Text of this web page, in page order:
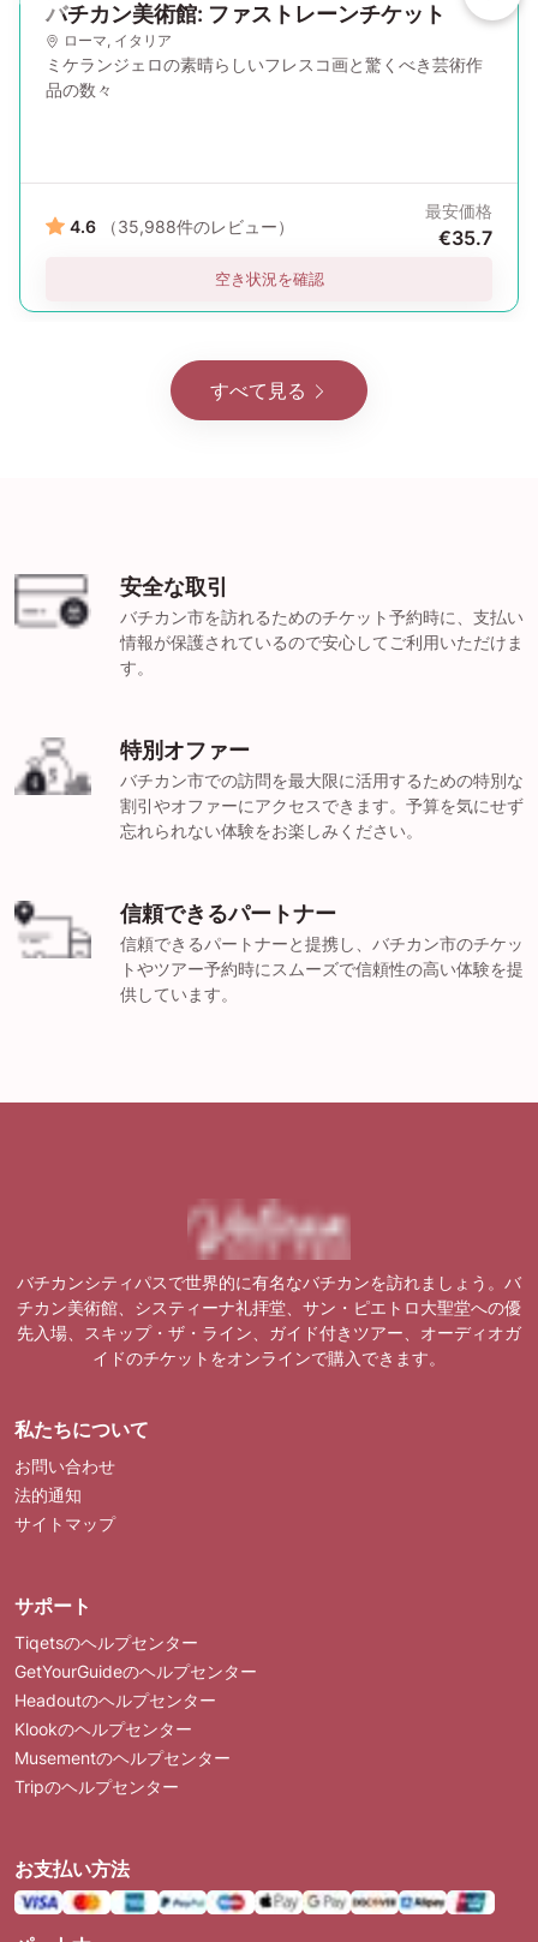
バチカン美術館: ファストレーンチケット
ローマ, イタリア
ミケランジェロの素晴らしいフレスコ画と驚くべき芸術作
品の数々
4.6 （35,988件のレビュー）
最安価格
€35.7
空き状況を確認
すべて見る
安全な取引
バチカン市を訪れるためのチケット予約時に、支払い
情報が保護されているので安心してご利用いただけま
す。
特別オファー
バチカン市での訪問を最大限に活用するための特別な
割引やオファーにアクセスできます。予算を気にせず
忘れられない体験をお楽しみください。
信頼できるパートナー
信頼できるパートナーと提携し、バチカン市のチケッ
トやツアー予約時にスムーズで信頼性の高い体験を提
供しています。
バチカンシティパスで世界的に有名なバチカンを訪れましょう。バ
チカン美術館、システィーナ礼拝堂、サン・ピエトロ大聖堂への優
先入場、スキップ・ザ・ライン、ガイド付きツアー、オーディオガ
イドのチケットをオンラインで購入できます。
私たちについて
お問い合わせ
法的通知
サイトマップ
サポート
Tiqetsのヘルプセンター
GetYourGuideのヘルプセンター
Headoutのヘルプセンター
Klookのヘルプセンター
Musementのヘルプセンター
Tripのヘルプセンター
お支払い方法